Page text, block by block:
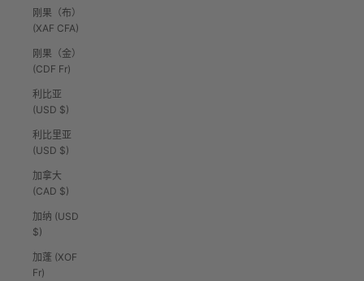
刚果（布）
(XAF CFA)
刚果（金）
(CDF Fr)
利比亚
(USD $)
利比里亚
(USD $)
加拿大
(CAD $)
加纳 (USD
$)
加蓬 (XOF
Fr)